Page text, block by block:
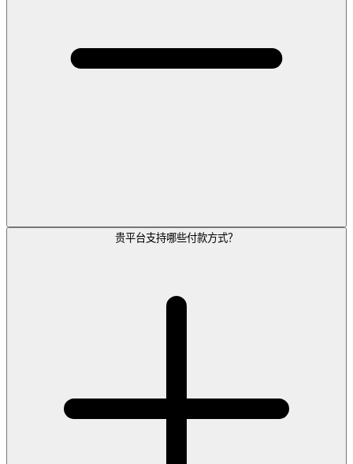
贵平台支持哪些付款方式？